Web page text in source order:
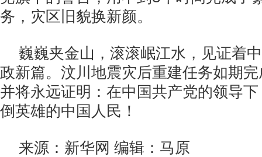
务，灾区旧貌换新颜。
巍巍夹金山，滚滚岷江水，见证着
政新篇。汶川地震灾后重建任务如期
并将永远证明：在中国共产党的领导
倒英雄的中国人民！
来源：新华网 编辑：马原